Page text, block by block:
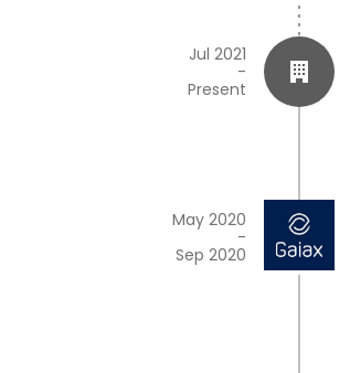
Jul 2021
-
Present
May 2020
-
Sep 2020